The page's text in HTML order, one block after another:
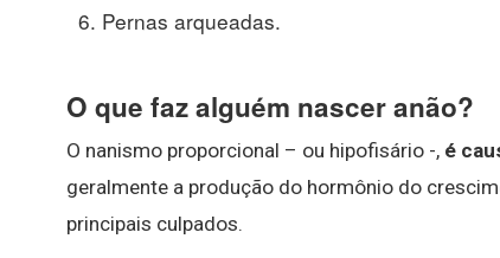
Pernas arqueadas.
O que faz alguém nascer anão?
O nanismo proporcional – ou hipofisário -, é
geralmente a produção do hormônio do
principais culpados.